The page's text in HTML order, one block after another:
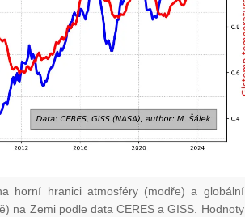
horní hranici atmosféry (modře) a globální
na Zemi podle data CERES a GISS. Hodnoty